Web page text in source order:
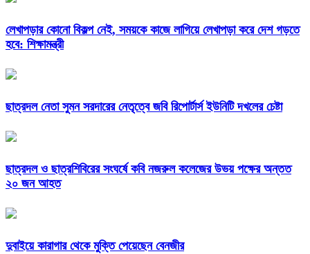
লেখাপড়ার কোনো বিকল্প নেই, সময়কে কাজে লাগিয়ে লেখাপড়া করে দেশ গড়তে
হবে: শিক্ষামন্ত্রী
ছাত্রদল নেতা সুমন সরদারের নেতৃত্বে জবি রিপোর্টার্স ইউনিটি দখলের চেষ্টা
ছাত্রদল ও ছাত্রশিবিরের সংঘর্ষে কবি নজরুল কলেজের উভয় পক্ষের অন্তত
২০ জন আহত
দুবাইয়ে কারাগার থেকে মুক্তি পেয়েছেন বেনজীর